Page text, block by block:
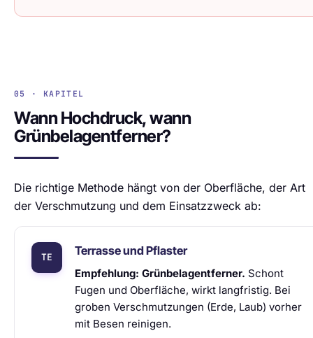
05 · KAPITEL
Wann Hochdruck, wann
Grünbelagentferner?
Die richtige Methode hängt von der Oberfläche, der Art
der Verschmutzung und dem Einsatzzweck ab:
Terrasse und Pflaster
Empfehlung: Grünbelagentferner. Schont
Fugen und Oberfläche, wirkt langfristig. Bei
groben Verschmutzungen (Erde, Laub) vorher
mit Besen reinigen.